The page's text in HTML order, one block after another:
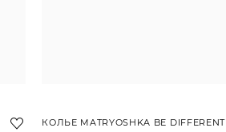
КОЛЬЕ MATRYOSHKA BE DIFFERENT